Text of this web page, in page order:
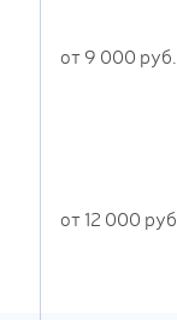
от9 000 руб.
от12 000 руб.